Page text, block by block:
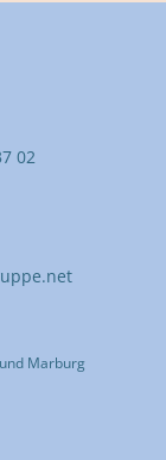
02
Marburg